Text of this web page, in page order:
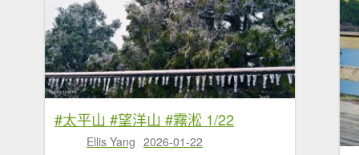
#太平山 #望洋山 #霧淞 1/22
Ellis Yang 2026-01-22